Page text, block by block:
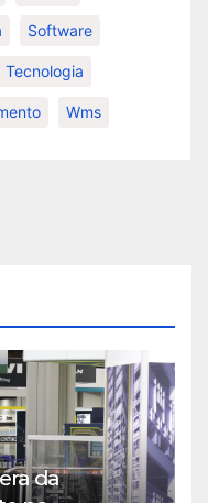
Software
Tecnologia
Wms
da